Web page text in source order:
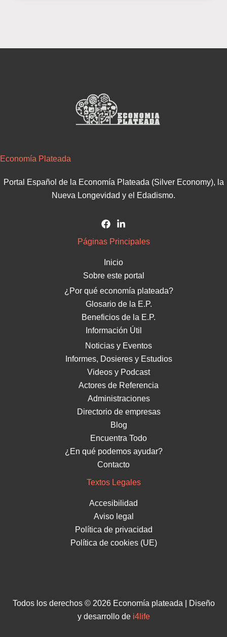
Economía Plateada
Portal Español de la Economía Plateada (Silver Economy), la
Nueva Longevidad y el Edadismo.
Páginas Principales
Inicio
Sobre este portal
¿Por qué economía plateada?
Glosario de la E.P.
Beneficios de la E.P.
Información Útil
Noticias y Eventos
Informes, Dosieres y Estudios
Videos y Podcast
Actores de Referencia
Administraciones
Directorio de empresas
Blog
Encuentra Todo
¿En qué podemos ayudar?
Contacto
Textos Legales
Accesibilidad
Aviso legal
Política de privacidad
Política de cookies (UE)
Todos los derechos © 2026 Economía plateada | Diseño
y desarrollo de i4life